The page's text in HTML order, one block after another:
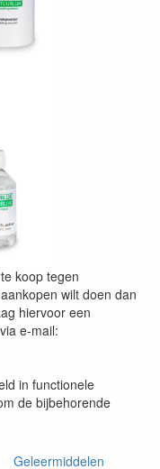
koop tegen
wilt doen dan
hiervoor een
e-mail:
in functionele
de bijbehorende
Geleermiddelen